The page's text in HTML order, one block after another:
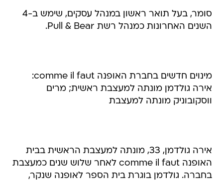
סומר, בעל תואר ראשון במנהל עסקים, שימש ב-4
השנים האחרונות כמנהל רשת Pull & Bear.
מינוים חדשים בחברת האופנה comme il faut:
אירה גולדמן מונתה למעצבת ראשית; מרים
ווסקובוניק מונתה למעצבת
אירה גולדמן, 33, מונתה למעצבת הראשית בבית
האופנה comme il faut לאחר שלוש שנים כמעצבת
בחברה. גולדמן בוגרת בית הספר לאופנה שנקר,